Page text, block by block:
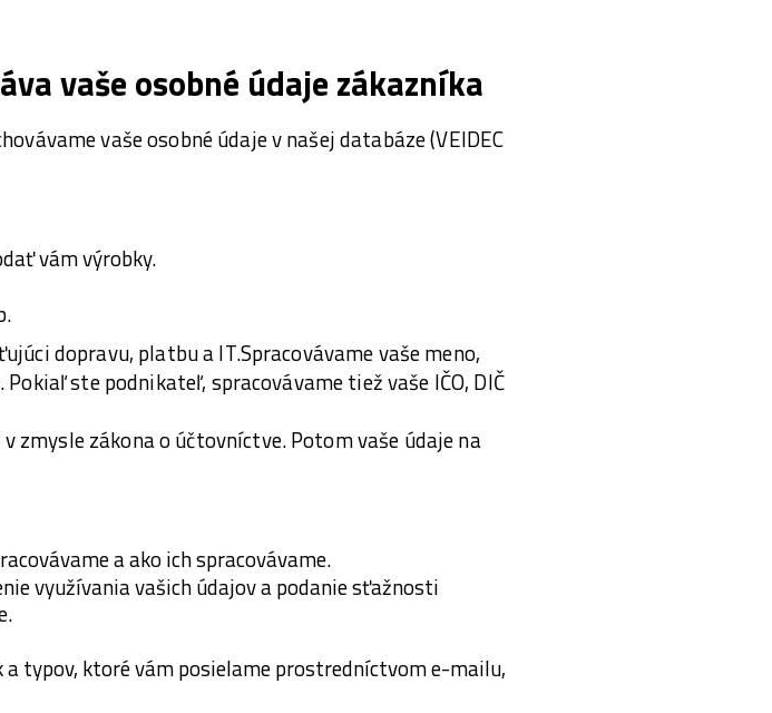
vaše osobné údaje zákazníka
vaše osobné údaje v našej databáze (VEIDEC
vám výrobky.
dopravu, platbu a IT.Spracovávame vaše meno,
ste podnikateľ, spracovávame tiež vaše IČO, DIČ
zmysle zákona o účtovníctve. Potom vaše údaje na
a ako ich spracovávame.
využívania vašich údajov a podanie sťažnosti
typov, ktoré vám posielame prostredníctvom e-mailu,